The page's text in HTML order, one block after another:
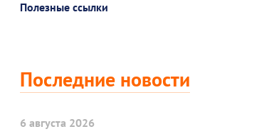
Полезные ссылки
Последние новости
6 августа 2026